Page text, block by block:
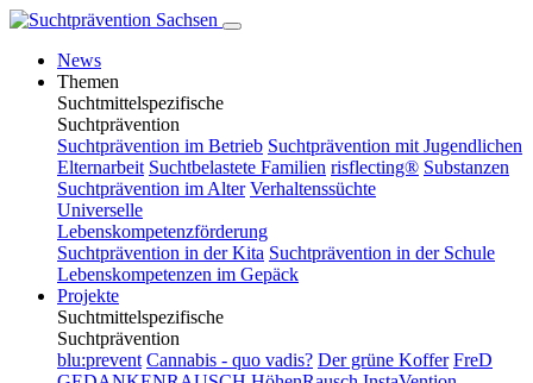
News
Themen
Suchtmittelspezifische
Suchtprävention
Suchtprävention im Betrieb Suchtprävention mit Jugendlichen
Elternarbeit Suchtbelastete Familien risflecting® Substanzen
Suchtprävention im Alter Verhaltenssüchte
Universelle
Lebenskompetenzförderung
Suchtprävention in der Kita Suchtprävention in der Schule
Lebenskompetenzen im Gepäck
Projekte
Suchtmittelspezifische
Suchtprävention
blu:prevent Cannabis - quo vadis? Der grüne Koffer FreD